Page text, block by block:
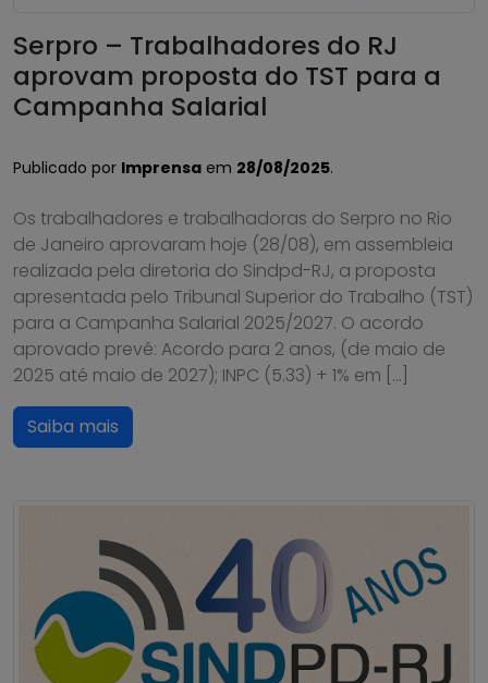
Serpro – Trabalhadores do RJ
aprovam proposta do TST para a
Campanha Salarial
Publicado por Imprensa em 28/08/2025.
Os trabalhadores e trabalhadoras do Serpro no Rio
de Janeiro aprovaram hoje (28/08), em assembleia
realizada pela diretoria do Sindpd-RJ, a proposta
apresentada pelo Tribunal Superior do Trabalho (TST)
para a Campanha Salarial 2025/2027. O acordo
aprovado prevê: Acordo para 2 anos, (de maio de
2025 até maio de 2027); INPC (5.33) + 1% em […]
Saiba mais